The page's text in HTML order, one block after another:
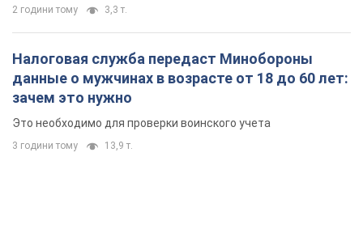
2 години тому 3,3 т.
Налоговая служба передаст Минобороны
данные о мужчинах в возрасте от 18 до 60 лет:
зачем это нужно
Это необходимо для проверки воинского учета
3 години тому 13,9 т.